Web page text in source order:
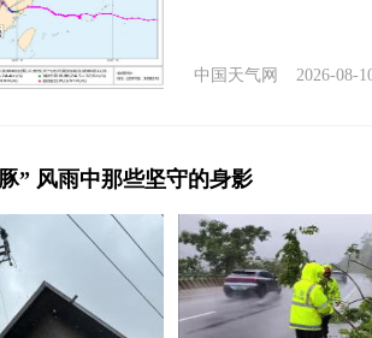
中国天气网 2026-08-
” 风雨中那些坚守的身影